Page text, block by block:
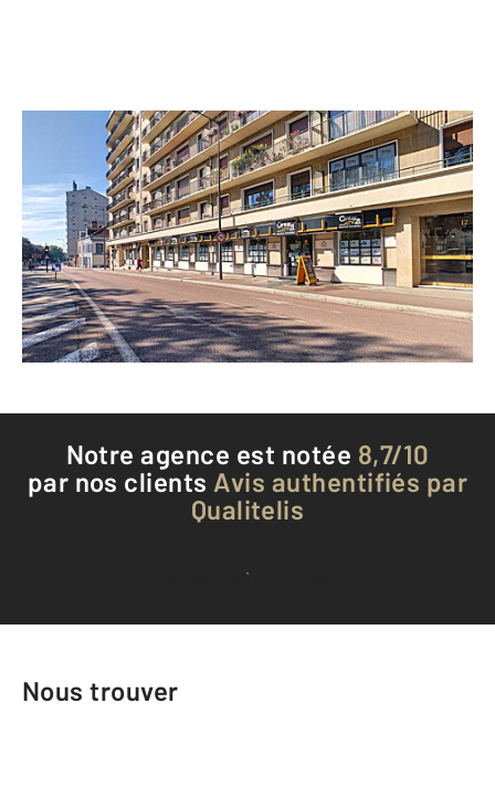
CENTURY 21 Martinot Immobilier
14 boulevard Victor Hugo CS 90121
TROYES - 10000
Envoyer un message
Téléphoner à l'agence
Notre agence est notée 8,7/10
par nos clients Avis authentifiés par
Qualitelis
Voir tous les avis clients
Nous trouver